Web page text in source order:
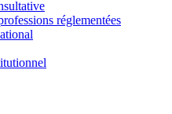
réglementées